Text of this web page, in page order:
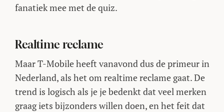
fanatiek mee met de quiz.
Realtime reclame
Maar T-Mobile heeft vanavond dus de primeur in
Nederland, als het om realtime reclame gaat. De
trend is logisch als je je bedenkt dat veel merken
graag iets bijzonders willen doen, en het feit dat